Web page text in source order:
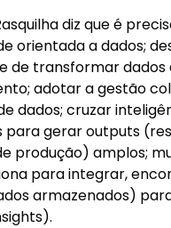
diz que é
orientada a dados;
de transformar dados
adotar a gestão
dados; cruzar
para gerar outputs
produção) amplos;
para integrar,
armazenados)